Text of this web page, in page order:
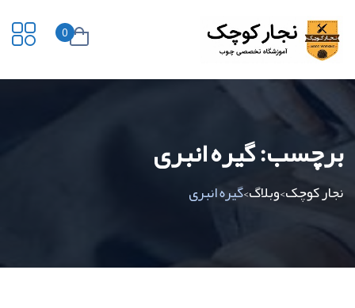
0
برچسب:گیره انبری
نجار کوچک>وبلاگ>گیره انبری